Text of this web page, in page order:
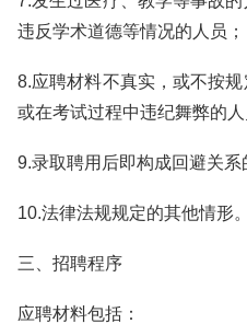
违反学术道德等情况的人员；
8.应聘材料不真实，或不按
或在考试过程中违纪舞弊的人
9.录取聘用后即构成回避关系
10.法律法规规定的其他情形。
三、招聘程序
应聘材料包括：